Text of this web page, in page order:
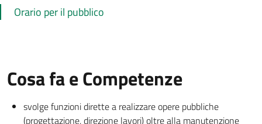
Orario per il pubblico
Cosa fa e Competenze
svolge funzioni dirette a realizzare opere pubbliche
(progettazione, direzione lavori) oltre alla manutenzione